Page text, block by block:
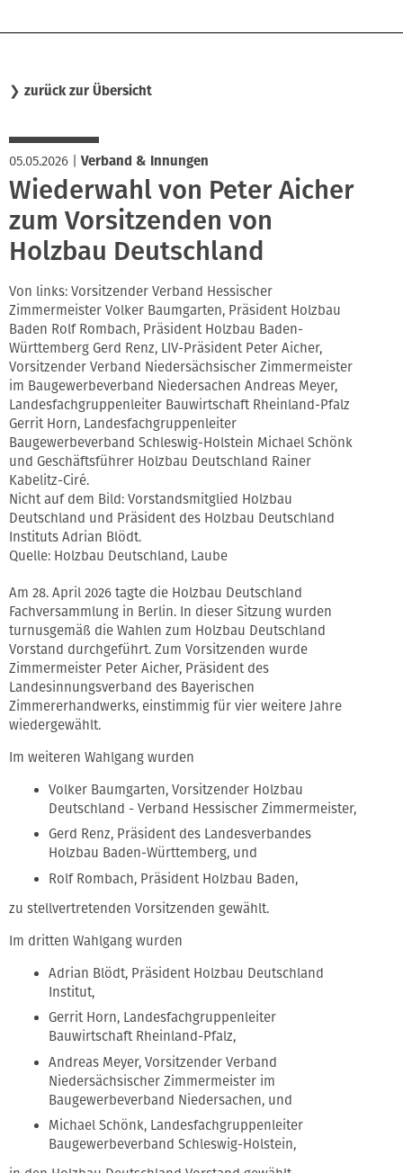
❯ zurück zur Übersicht
05.05.2026 Verband & Innungen
Wiederwahl von Peter Aicher
zum Vorsitzenden von
Holzbau Deutschland
Von links: Vorsitzender Verband Hessischer
Zimmermeister Volker Baumgarten, Präsident Holzbau
Baden Rolf Rombach, Präsident Holzbau Baden-
Württemberg Gerd Renz, LIV-Präsident Peter Aicher,
Vorsitzender Verband Niedersächsischer Zimmermeister
im Baugewerbeverband Niedersachen Andreas Meyer,
Landesfachgruppenleiter Bauwirtschaft Rheinland-Pfalz
Gerrit Horn, Landesfachgruppenleiter
Baugewerbeverband Schleswig-Holstein Michael Schönk
und Geschäftsführer Holzbau Deutschland Rainer
Kabelitz-Ciré.
Nicht auf dem Bild: Vorstandsmitglied Holzbau
Deutschland und Präsident des Holzbau Deutschland
Instituts Adrian Blödt.
Quelle: Holzbau Deutschland, Laube
Am 28. April 2026 tagte die Holzbau Deutschland
Fachversammlung in Berlin. In dieser Sitzung wurden
turnusgemäß die Wahlen zum Holzbau Deutschland
Vorstand durchgeführt. Zum Vorsitzenden wurde
Zimmermeister Peter Aicher, Präsident des
Landesinnungsverband des Bayerischen
Zimmererhandwerks, einstimmig für vier weitere Jahre
wiedergewählt.
Im weiteren Wahlgang wurden
Volker Baumgarten, Vorsitzender Holzbau
Deutschland - Verband Hessischer Zimmermeister,
Gerd Renz, Präsident des Landesverbandes
Holzbau Baden-Württemberg, und
Rolf Rombach, Präsident Holzbau Baden,
zu stellvertretenden Vorsitzenden gewählt.
Im dritten Wahlgang wurden
Adrian Blödt, Präsident Holzbau Deutschland
Institut,
Gerrit Horn, Landesfachgruppenleiter
Bauwirtschaft Rheinland-Pfalz,
Andreas Meyer, Vorsitzender Verband
Niedersächsischer Zimmermeister im
Baugewerbeverband Niedersachen, und
Michael Schönk, Landesfachgruppenleiter
Baugewerbeverband Schleswig-Holstein,